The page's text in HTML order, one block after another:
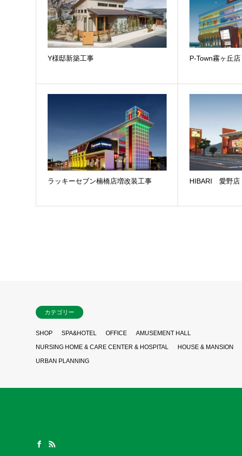
Y様邸新築工事 P-Town霧ヶ丘店
ラッキーセブン楠橋店増改装工事 HIBARI 愛野店
カテゴリー
SHOP SPA&HOTEL OFFICE
AMUSEMENT HALL
NURSING HOME & CARE CENTER & HOSPITAL
HOUSE & MANSION
URBAN PLANNING